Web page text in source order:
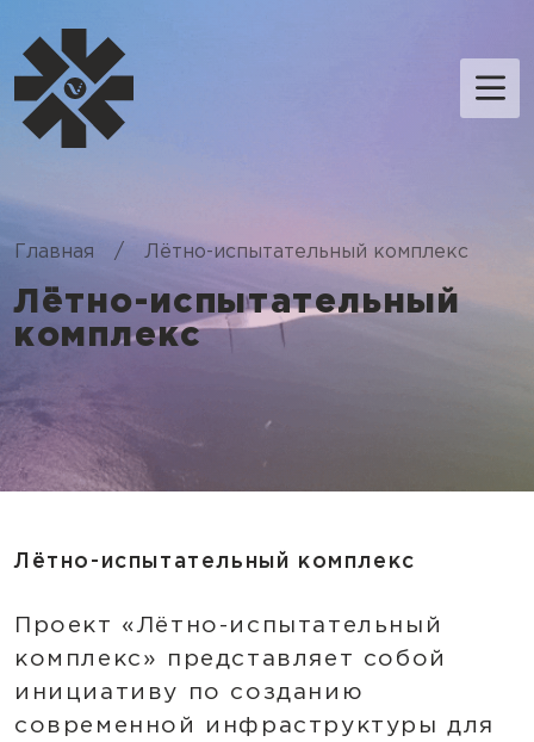
Главная / Лётно-испытательный комплекс
Лётно-испытательный
комплекс
Лётно-испытательный комплекс
Проект «Лётно-испытательный
комплекс» представляет собой
инициативу по созданию
современной инфраструктуры для